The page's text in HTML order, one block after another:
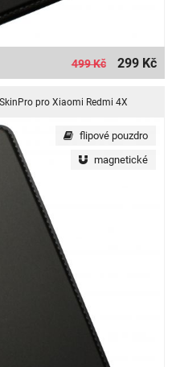
499 Kč 299 Kč
pro Xiaomi Redmi 4X
flipové pouzdro
magnetické